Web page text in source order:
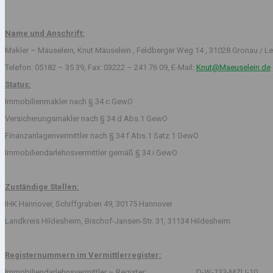
Name und Anschrift:
Makler – Mäuselein, Knut Mäuselein , Feldberger Weg 14 , 31028 Gronau /
Telefon: 05182 – 35 39, Fax: 03222 – 241 76 09, E-Mail: Knut@Maeuselein.de
Status:
Immobilienmakler nach § 34 c GewO
Versicherungsmakler nach § 34 d Abs.1 GewO
Finanzanlagenvermittler nach § 34 f Abs.1 Satz 1 GewO
Immobiliendarlehnsvermittler gemäß § 34 i GewO
Zuständige Stellen:
IHK Hannover, Schiffgraben 49, 30175 Hannover
Landkreis Hildesheim, Bischof-Jansen-Str. 31, 31134 Hildesheim
Registernummern im Vermittlerregister: